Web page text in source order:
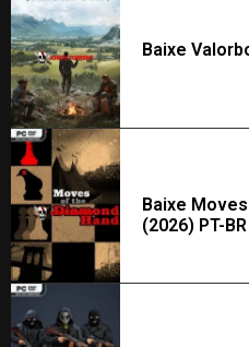
Baixe
Baixe
(2026) PT-BR